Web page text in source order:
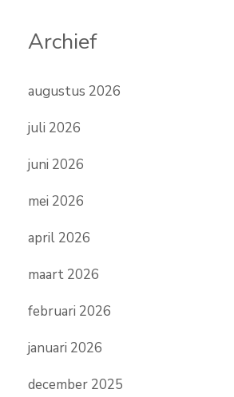
Archief
augustus 2026
juli 2026
juni 2026
mei 2026
april 2026
maart 2026
februari 2026
januari 2026
december 2025